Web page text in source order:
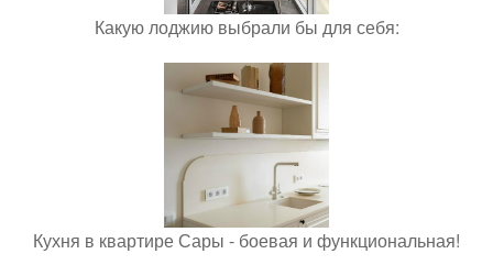
Какую лоджию выбрали бы для себя:
Кухня в квартире Сары - боевая и функциональная!